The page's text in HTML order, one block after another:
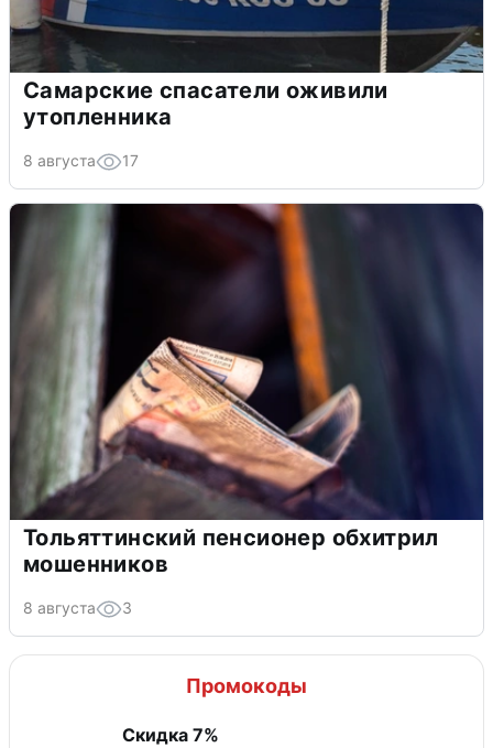
Самарские спасатели оживили
утопленника
8 августа 17
Тольяттинский пенсионер обхитрил
мошенников
8 августа 3
Промокоды
​Скидка 7%